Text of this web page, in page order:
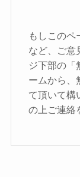
もしこのペ
など、ご意
ジ下部の「
ームから、
て頂いて構
の上ご連絡